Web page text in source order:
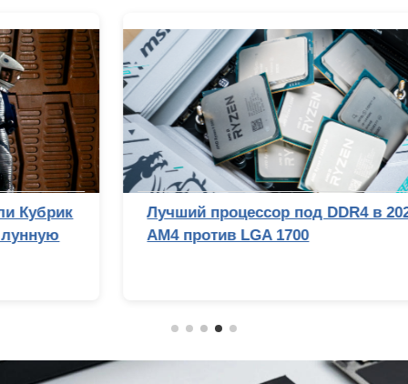
Лучший процессор под DDR4 в 2026 году:
AM4 против LGA 1700